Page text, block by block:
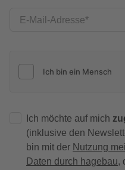
E-Mail-Adresse
Ich möchte auf mich
(inklusive den
bin mit der Nutzung
Daten durch hagebau,